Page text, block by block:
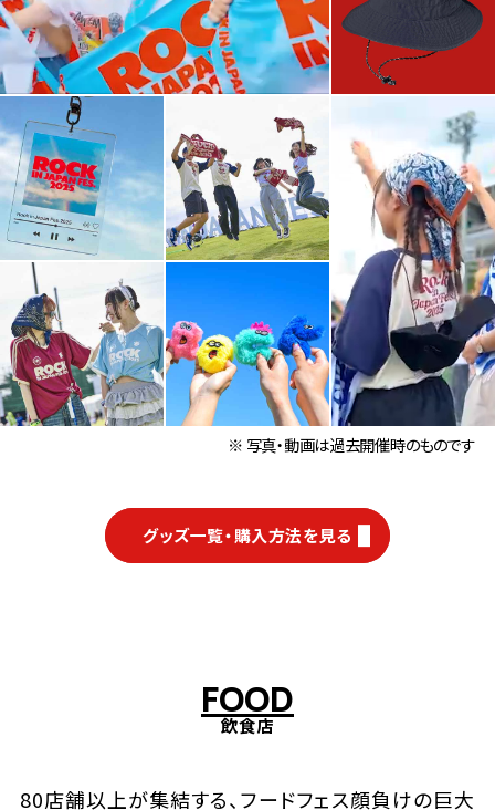
※ 写真・動画は過去開催時のものです
グッズ一覧・購入方法を見る
FOOD
飲食店
80店舗以上が集結する、フードフェス顔負けの巨大